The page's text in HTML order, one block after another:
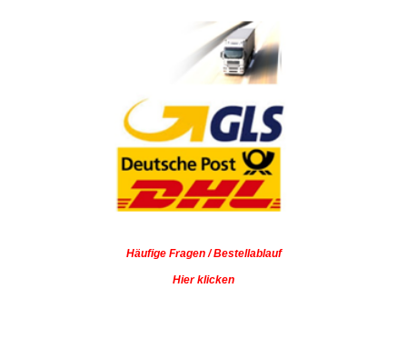
Häufige Fragen / Bestellablauf
Hier klicken